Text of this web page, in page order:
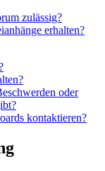
zulässig?
erhalten?
oder
kontaktieren?